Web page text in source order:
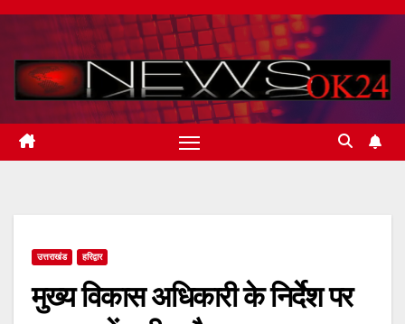
Skip
content
उत्तराखंड हरिद्वार
मुख्य विकास अधिकारी के निर्देश पर